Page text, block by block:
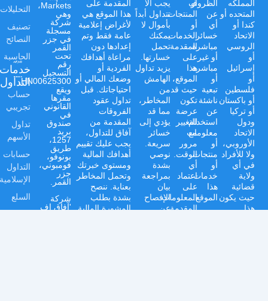
التحليلات
تصنيف
النصائح
الحاسبة
خدمات
التداول
حساب
تجريبي
تداول
الأسهم
حسابات
التداول
الإسلامية
السلع
العملات
Markets،
وهي
شركة
مسجلة
في جزر
القمر
تحت
رقم
التسجيل
HN00625300،
ويقع
مقرها
القانوني
في
صندوق
بريد
1257،
طريق
بونوفو،
فومبوني،
جزر
القمر.
شركة
'آفاق إف
المقدمة على
هذا الموقع هي
لأغراض إعلامية
عامة فقط وتم
إعدادها دون
مراعاة أهدافك
الفردية أو
وضعك المالي أو
احتياجاتك. قبل
تداول عقود
الفروقات
المقدمة من
آفاق للتداول،
يجب عليك تقييم
أهدافك المالية
ومستوى خبرتك
وتحمل المخاطر
بعناية. ننصح
بشدة بطلب
المشورة المالية
يجب ألا
تتداول أبداً
بأموال لا
يمكنك
تحمل
خسارتها.
يزيد تداول
الهامش
من
المخاطر،
مما قد
يؤدي إلى
خسائر
سريعة.
نوصي
بشدة
بمراجعة
بيان
الإفصاح
عن
أو
المنتجات
أو
الخدمات
المقدمة
على
هذا
الموقع،
حيث قد
تكون
عرضة
للتغيير
مع
مرور
الوقت.
أي
اعتماد
على
المعلومات
المقدمة
الظروف
عن
أي
خسائر
مباشرة
أو غير
مباشرة
أو
تبعية
ناشئة
عن
استخدام
معلومات
أو
منتجات
أو
خدمات
هذا
الموقع.
المملكه
المتحده أو
كندا أو
الاتحاد
الروسي
أو
إسرائيل
أو
فلسطين
أو باكستان
أو تركيا
ودول
الاتحاد
الأوروبي،
ولا للأفراد
في أي
ولاية
قضائية
حيث يكون
هذا